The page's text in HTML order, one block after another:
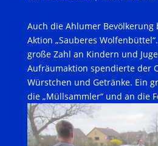
Auch die Ahlumer
Aktion „Sauberes
große Zahl an Kindern und
Aufräumaktion spendierte der
Würstchen und Getränke. Ein
die „Müllsammler“ und an die